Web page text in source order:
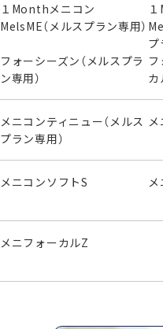
１Monthメニコン
MelsME（メルスプラン専用）
プ
フォーシーズン（メルスプラ
ン専用）
カ
メニコンティニュー（メルス
プラン専用）
メ
メニコンソフトS メ
メニフォーカルZ